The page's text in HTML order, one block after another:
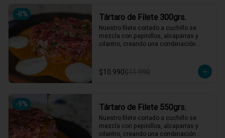
*El peso neto corresponde al producto
en su presentación completa, salsas o
acompañamientos incluidos.
-8% Tártaro de Filete 300grs.
Nuestro filete cortado a cuchillo se
mezcla con pepinillos, alcaparras y
cilantro, creando una combinación
que eleva cada bocado. ¡Un clásico
reinventado que te hará volver por más!
*El peso neto corresponde al producto
en su presentación completa, salsas o
acompañamientos incluidos.
$10.990$11.990
-9% Tártaro de Filete 550grs.
Nuestro filete cortado a cuchillo se
mezcla con pepinillos, alcaparras y
cilantro, creando una combinación